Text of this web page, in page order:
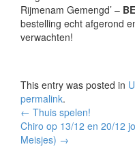
Rijmenam Gemengd’ –
bestelling echt afgerond
verwachten!
This entry was posted in
permalink.
← Thuis spelen!
Chiro op 13/12 en 20/12
Meisjes) →